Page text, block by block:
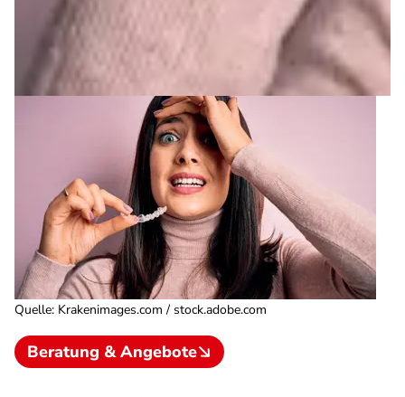
Quelle: Krakenimages.com / stock.adobe.com
Beratung & Angebote